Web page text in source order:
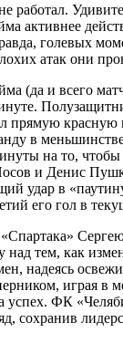
работал.
активнее
голевых
атак они
(да и всего
прямую красную
в
на то,
и Денис
удар в
его гол в
над тем, как
надеясь
играя в
успех. ФК
сохранив